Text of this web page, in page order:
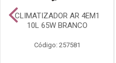
CLIMATIZADOR AR 4EM1
10L 65W BRANCO
Código: 257581